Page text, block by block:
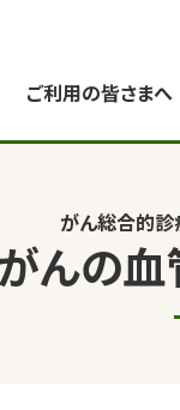
ご利用の皆さまへ
がん総合的
んの